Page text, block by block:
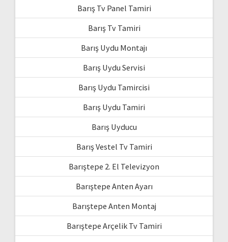
Barış Tv Panel Tamiri
Barış Tv Tamiri
Barış Uydu Montajı
Barış Uydu Servisi
Barış Uydu Tamircisi
Barış Uydu Tamiri
Barış Uyducu
Barış Vestel Tv Tamiri
Barıştepe 2. El Televizyon
Barıştepe Anten Ayarı
Barıştepe Anten Montaj
Barıştepe Arçelik Tv Tamiri